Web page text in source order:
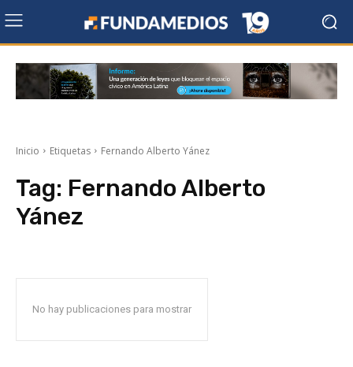
Inicio Etiquetas Fernando Alberto Yánez
Tag: Fernando Alberto
Yánez
No hay publicaciones para mostrar